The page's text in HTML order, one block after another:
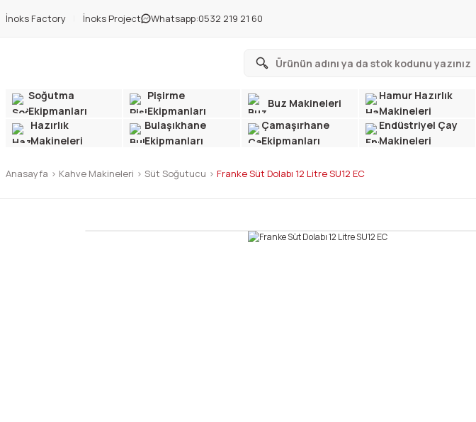
İnoks Factory İnoks Project Whatsapp:0532 219 21 60
Soğutma
Ekipmanları
Pişirme
Ekipmanları
Buz Makineleri
Hamur Hazırlık
Makineleri
Hazırlık
Makineleri
Bulaşıkhane
Ekipmanları
Çamaşırhane
Ekipmanları
Endüstriyel Çay
Makineleri
Anasayfa Kahve Makineleri Süt Soğutucu Franke Süt Dolabı 12 Litre SU12 EC